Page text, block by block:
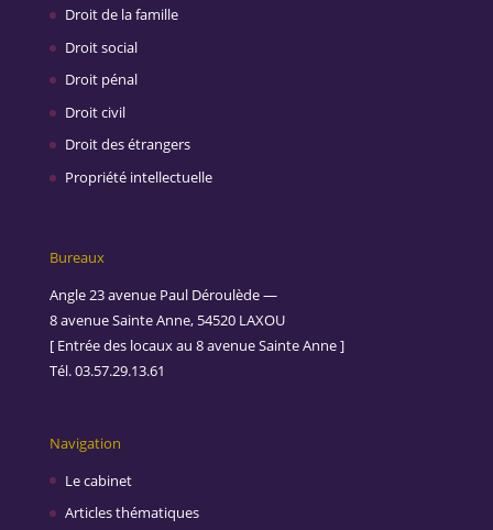
Droit de la famille
Droit social
Droit pénal
Droit civil
Droit des étrangers
Propriété intellectuelle
Bureaux
Angle 23 avenue Paul Déroulède —
8 avenue Sainte Anne, 54520 LAXOU
[ Entrée des locaux au 8 avenue Sainte Anne ]
Tél. 03.57.29.13.61
Navigation
Le cabinet
Articles thématiques